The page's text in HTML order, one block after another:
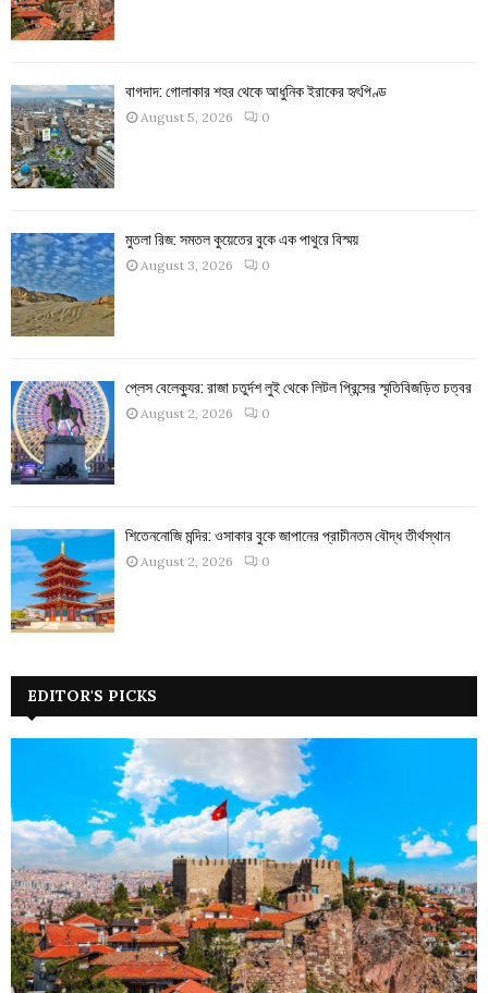
বাগদাদ: গোলাকার শহর থেকে আধুনিক ইরাকের হৃৎপিণ্ড
August 5, 2026 0
মুতলা রিজ: সমতল কুয়েতের বুকে এক পাথুরে বিস্ময়
August 3, 2026 0
প্লেস বেলেক্যুর: রাজা চতুর্দশ লুই থেকে লিটল প্রিন্সের স্মৃতিবিজড়িত চত্বর
August 2, 2026 0
শিতেননোজি মন্দির: ওসাকার বুকে জাপানের প্রাচীনতম বৌদ্ধ তীর্থস্থান
August 2, 2026 0
EDITOR'S PICKS